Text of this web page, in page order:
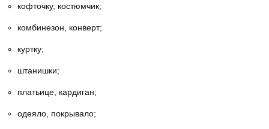
кофточку, костюмчик;
комбинезон, конверт;
куртку;
штанишки;
платьице, кардиган;
одеяло, покрывало;